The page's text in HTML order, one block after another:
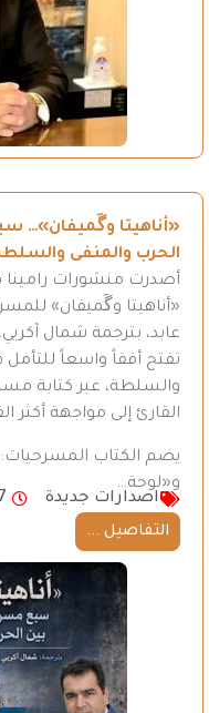
«أناهيتا وگَميفان»…
الحرب والمنفى
أصدرت منشورات رامينا
«أناهيتا وگَميفان»
عابد، بترجمة شمال
تفتح أفقاً واسعاً للتأمل
والسلطة، عبر كتابة
القارئ إلى مواجهة أكثر
يضم الكتاب المسرحيات:
و«لوحة…
اصدارات جديدة
التفاصيل ...